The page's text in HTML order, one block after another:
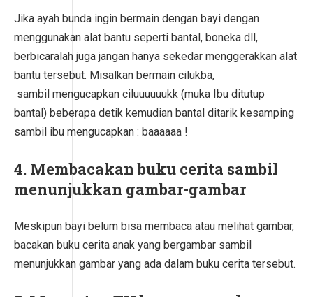
Jika ayah bunda ingin bermain dengan bayi dengan
menggunakan alat bantu seperti bantal, boneka dll,
berbicaralah juga jangan hanya sekedar menggerakkan alat
bantu tersebut. Misalkan bermain cilukba,
sambil mengucapkan ciluuuuuukk (muka Ibu ditutup
bantal) beberapa detik kemudian bantal ditarik kesamping
sambil ibu mengucapkan : baaaaaa !
4. Membacakan buku cerita sambil
menunjukkan gambar-gambar
Meskipun bayi belum bisa membaca atau melihat gambar,
bacakan buku cerita anak yang bergambar sambil
menunjukkan gambar yang ada dalam buku cerita tersebut.